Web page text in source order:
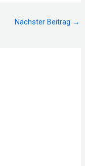
Nächster Beitrag →